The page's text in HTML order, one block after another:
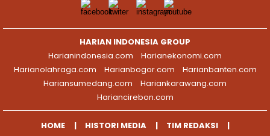
HARIAN INDONESIA GROUP
Harianindonesia.com
Harianekonomi.com
Harianolahraga.com
Harianbogor.com
Harianbanten.com
Hariansumedang.com
Hariankarawang.com
Hariancirebon.com
HOME HISTORI MEDIA
TIM REDAKSI